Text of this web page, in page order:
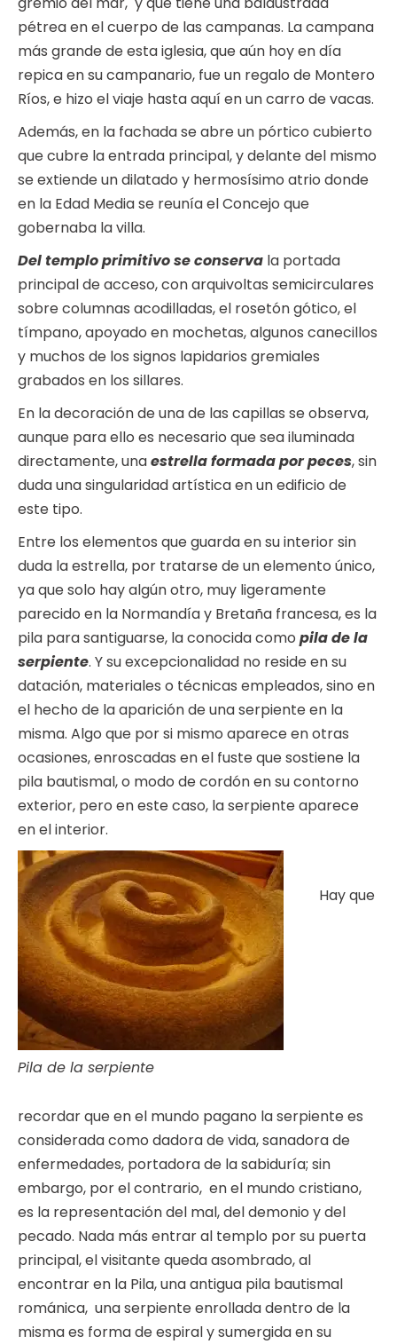
pétrea en el cuerpo de las campanas. La campana
más grande de esta iglesia, que aún hoy en día
repica en su campanario, fue un regalo de Montero
Ríos, e hizo el viaje hasta aquí en un carro de vacas.
Además, en la fachada se abre un pórtico cubierto
que cubre la entrada principal, y delante del mismo
se extiende un dilatado y hermosísimo atrio donde
en la Edad Media se reunía el Concejo que
gobernaba la villa.
Del templo primitivo se conserva la portada
principal de acceso, con arquivoltas semicirculares
sobre columnas acodilladas, el rosetón gótico, el
tímpano, apoyado en mochetas, algunos canecillos
y muchos de los signos lapidarios gremiales
grabados en los sillares.
En la decoración de una de las capillas se observa,
aunque para ello es necesario que sea iluminada
directamente, unaestrella formada por peces, sin
duda una singularidad artística en un edificio de
este tipo.
Entre los elementos que guarda en su interior sin
duda la estrella, por tratarse de un elemento único,
ya que solo hay algún otro, muy ligeramente
parecido en la Normandía y Bretaña francesa, es la
pila para santiguarse, la conocida como pila de la
serpiente. Y su excepcionalidad no reside en su
datación, materiales o técnicas empleados, sino en
el hecho de la aparición de una serpiente en la
misma. Algo que por si mismo aparece en otras
ocasiones, enroscadas en el fuste que sostiene la
pila bautismal, o modo de cordón en su contorno
exterior, pero en este caso, la serpiente aparece
en el interior.
Pila de la serpiente
Hay que
recordar que en el mundo pagano la serpiente es
considerada como dadora de vida, sanadora de
enfermedades, portadora de la sabiduría; sin
embargo, por el contrario, en el mundo cristiano,
es la representación del mal, del demonio y del
pecado. Nada más entrar al templo por su puerta
principal, el visitante queda asombrado, al
encontrar en la Pila, una antigua pila bautismal
románica, una serpiente enrollada dentro de la
misma es forma de espiral y sumergida en su